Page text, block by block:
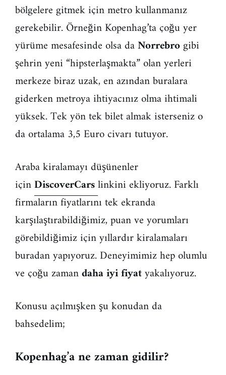
bölgelere gitmek için metro kullanmanız
gerekebilir. Örneğin Kopenhag’ta çoğu yer
yürüme mesafesinde olsa daNorrebrogibi
şehrin yeni “hipsterlaşmakta” olan yerleri
merkeze biraz uzak, en azından buralara
giderken metroya ihtiyacınız olma ihtimali
yüksek. Tek yön tek bilet almak isterseniz o
da ortalama 3,5 Euro civarı tutuyor.
Araba kiralamayı düşünenler
içinDiscoverCarslinkini ekliyoruz. Farklı
firmaların fiyatlarını tek ekranda
karşılaştırabildiğimiz, puan ve yorumları
görebildiğimiz için yıllardır kiralamaları
buradan yapıyoruz. Deneyimimiz hep olumlu
ve çoğu zamandaha iyi fiyatyakalıyoruz.
Konusu açılmışken şu konudan da
bahsedelim;
Kopenhag’a ne zaman gidilir?